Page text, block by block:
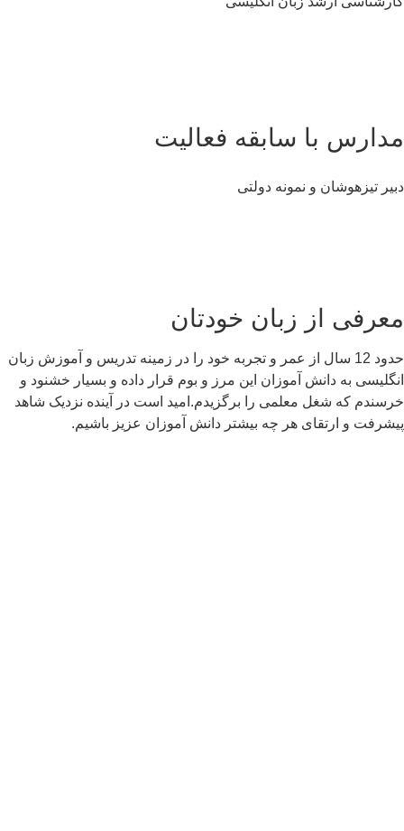
با سابقه فعالیت
تیزهوشان و نمونه دولتی
از زبان خودتان
حدود 12 سال از عمر و تجربه خود را در زمینه تدریس و آموزش زبان
به دانش آموزان این مرز و بوم قرار داده و بسیار خشنود و
که شغل معلمی را برگزیدم.امید است در آینده نزدیک شاهد
و ارتقای هر چه بیشتر دانش آموزان عزیز باشیم.